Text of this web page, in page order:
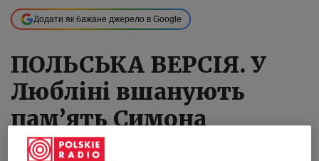
Додати як бажане джерело в Google
ПОЛЬСЬКА ВЕРСІЯ. У
Любліні вшанують
пам’ять Симона
Петлюри